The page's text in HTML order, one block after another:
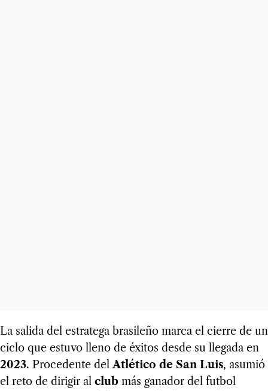
La salida del estratega brasileño marca el cierre de un
ciclo que estuvo lleno de éxitos desde su llegada en
2023. Procedente delAtlético de San Luis, asumió
el reto de dirigir al club más ganador del futbol